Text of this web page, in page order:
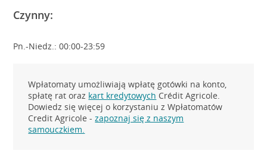
Czynny:
Pn.-Niedz.: 00:00-23:59
Wpłatomaty umożliwiają wpłatę gotówki na konto,
spłatę rat oraz kart kredytowych Crédit Agricole.
Dowiedz się więcej o korzystaniu z Wpłatomatów
Credit Agricole -zapoznaj się z naszym
samouczkiem.